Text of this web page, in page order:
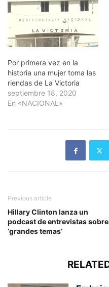
Por primera vez en la
historia una mujer toma las
riendas de La Victoria
septiembre 18, 2020
En «NACIONAL»
Previous article
Hillary Clinton lanza un
podcast de entrevistas sobre
‘grandes temas’